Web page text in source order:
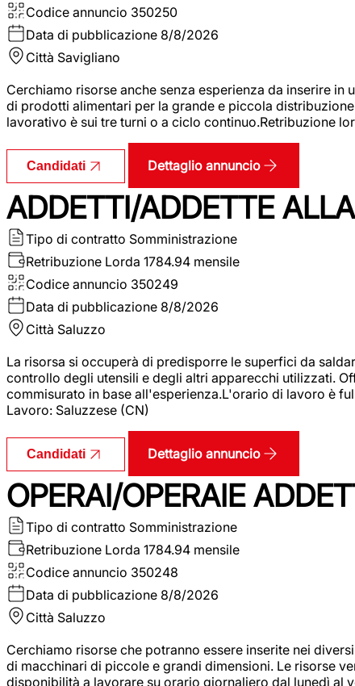
Codice annuncio 350250
Data di pubblicazione 8/8/2026
Città Savigliano
Cerchiamo risorse anche senza esperienza da inserire
di prodotti alimentari per la grande e piccola
lavorativo è sui tre turni o a ciclo continuo.Retribuzione
Candidati Dettaglio annuncio
ADDETTI/ADDETTE
Tipo di contratto Somministrazione
Retribuzione Lorda 1784.94 mensile
Codice annuncio 350249
Data di pubblicazione 8/8/2026
Città Saluzzo
La risorsa si occuperà di predisporre le superfici da
controllo degli utensili e degli altri apparecchi utilizzati.
commisurato in base all'esperienza.L'orario di lavoro è
Lavoro: Saluzzese (CN)
Candidati Dettaglio annuncio
OPERAI/OPERAIE
Tipo di contratto Somministrazione
Retribuzione Lorda 1784.94 mensile
Codice annuncio 350248
Data di pubblicazione 8/8/2026
Città Saluzzo
Cerchiamo risorse che potranno essere inserite nei
di macchinari di piccole e grandi dimensioni. Le risorse
disponibilità a lavorare su orario giornaliero dal lunedì al